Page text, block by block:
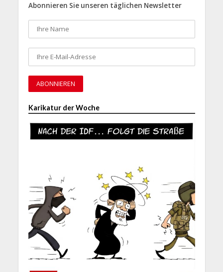
Abonnieren Sie unseren täglichen Newsletter
Karikatur der Woche